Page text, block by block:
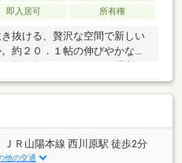
即入居可 所有権
抜ける、贅沢な空間で新しい
約２０．１帖の伸びやかなＬ
しく刷新された清潔感あふれ
適な毎日を叶えます。両面に
感あふれる角部屋設計で、陽
す。周辺には小学校やコンビ
ており、子育てファミリーに
す。日々の暮らしを豊かに彩
ＪＲ山陽本線 西川原駅 徒歩2分
他の交通